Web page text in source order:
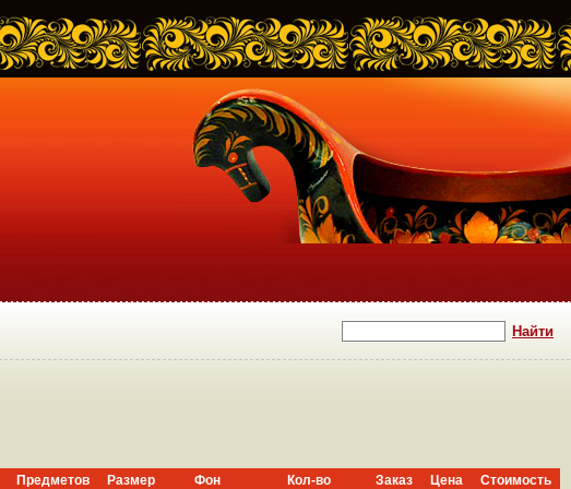
Предметов Размер Фон Кол-во Заказ Цена Стоимость